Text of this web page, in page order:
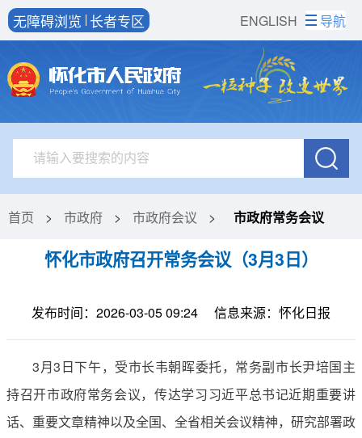
ENGLISH
无障碍浏览 长者专区 导航
首页 > 市政府 > 市政府会议 > 市政府常务会议
怀化市政府召开常务会议（3月3日）
发布时间：2026-03-05 09:24 信息来源：怀化日报
3月3日下午，受市长韦朝晖委托，常务副市长尹培国主
持召开市政府常务会议，传达学习习近平总书记近期重要讲
话、重要文章精神以及全国、全省相关会议精神，研究部署政